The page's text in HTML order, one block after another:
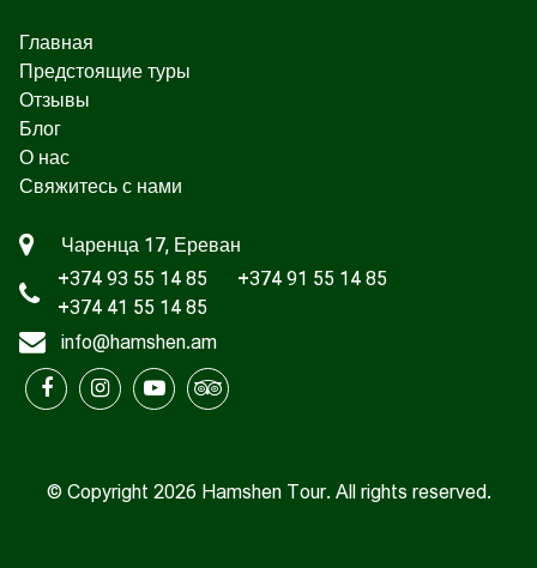
Главная
Предстоящие туры
Отзывы
Блог
О нас
Свяжитесь с нами
Чаренца 17, Ереван
+374 93 55 14 85
+374 91 55 14 85
+374 41 55 14 85
info@hamshen.am
© Copyright 2026 Hamshen Tour. All rights reserved.